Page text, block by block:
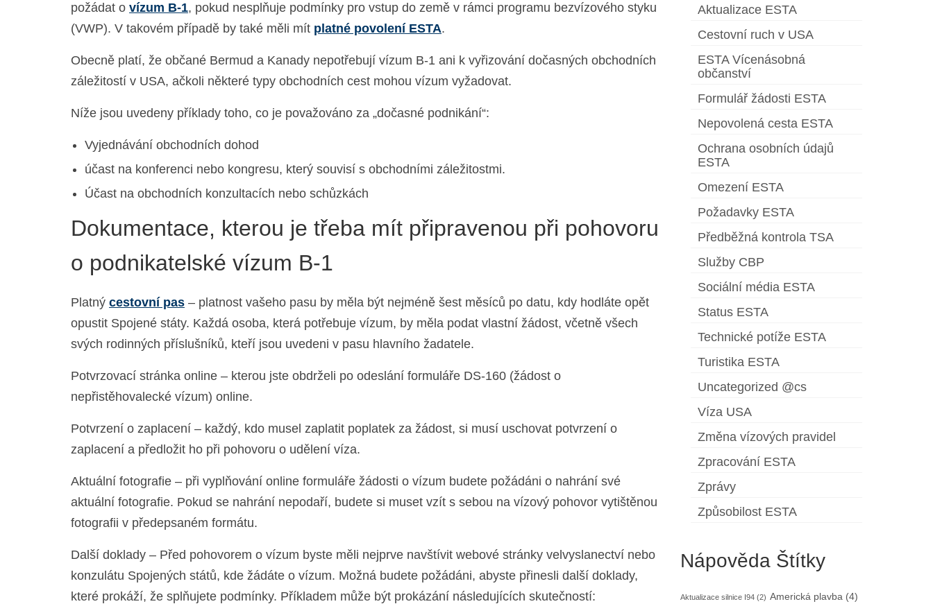
požádat o vízum B-1, pokud nesplňuje podmínky pro vstup do země v rámci programu bezvízového styku
(VWP). V takovém případě by také měli mít platné povolení ESTA.
Obecně platí, že občané Bermud a Kanady nepotřebují vízum B-1 ani k vyřizování dočasných obchodních
záležitostí v USA, ačkoli některé typy obchodních cest mohou vízum vyžadovat.
Níže jsou uvedeny příklady toho, co je považováno za „dočasné podnikání“:
Vyjednávání obchodních dohod
účast na konferenci nebo kongresu, který souvisí s obchodními záležitostmi.
Účast na obchodních konzultacích nebo schůzkách
Dokumentace, kterou je třeba mít připravenou při pohovoru
o podnikatelské vízum B-1
Platný cestovní pas – platnost vašeho pasu by měla být nejméně šest měsíců po datu, kdy hodláte opět
opustit Spojené státy. Každá osoba, která potřebuje vízum, by měla podat vlastní žádost, včetně všech
svých rodinných příslušníků, kteří jsou uvedeni v pasu hlavního žadatele.
Potvrzovací stránka online – kterou jste obdrželi po odeslání formuláře DS-160 (žádost o
nepřistěhovalecké vízum) online.
Potvrzení o zaplacení – každý, kdo musel zaplatit poplatek za žádost, si musí uschovat potvrzení o
zaplacení a předložit ho při pohovoru o udělení víza.
Aktuální fotografie – při vyplňování online formuláře žádosti o vízum budete požádáni o nahrání své
aktuální fotografie. Pokud se nahrání nepodaří, budete si muset vzít s sebou na vízový pohovor vytištěnou
fotografii v předepsaném formátu.
Další doklady – Před pohovorem o vízum byste měli nejprve navštívit webové stránky velvyslanectví nebo
konzulátu Spojených států, kde žádáte o vízum. Možná budete požádáni, abyste přinesli další doklady,
které prokáží, že splňujete podmínky. Příkladem může být prokázání následujících skutečností:
Aktualizace ESTA
Cestovní ruch v USA
ESTA Vícenásobná
občanství
Formulář žádosti ESTA
Nepovolená cesta ESTA
Ochrana osobních údajů
ESTA
Omezení ESTA
Požadavky ESTA
Předběžná kontrola TSA
Služby CBP
Sociální média ESTA
Status ESTA
Technické potíže ESTA
Turistika ESTA
Uncategorized @cs
Víza USA
Změna vízových pravidel
Zpracování ESTA
Zprávy
Způsobilost ESTA
Nápověda Štítky
Aktualizace silnice I94(2) Americká plavba(4)